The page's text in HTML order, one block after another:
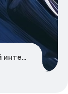
размера?